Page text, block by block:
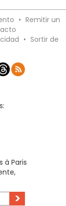
• Remitir un
• Sortir de
à Paris
>